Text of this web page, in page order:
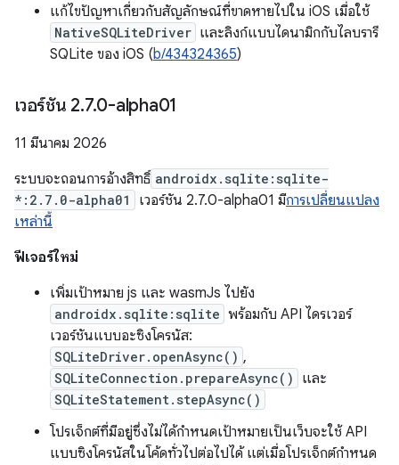
แก้ไขปัญหาเกี่ยวกับสัญลักษณ์ที่ขาดหายไปใน iOS เมื่อใช้
NativeSQLiteDriver และลิงก์แบบไดนามิกกับไลบรารี
SQLite ของ iOS (b/434324365)
เวอร์ชัน 2.7.0-alpha01
11 มีนาคม 2026
ระบบจะถอนการอ้างสิทธิ์ androidx.sqlite:sqlite-
*:2.7.0-alpha01
เวอร์ชัน 2.7.0-alpha01 มีการเปลี่ยนแปลง
เหล่านี้
ฟีเจอร์ใหม่
เพิ่มเป้าหมาย js และ wasmJs ไปยัง
androidx.sqlite:sqlite พร้อมกับ API ไดรเวอร์
เวอร์ชันแบบอะซิงโครนัส:
SQLiteDriver.openAsync() ,
SQLiteConnection.prepareAsync() และ
SQLiteStatement.stepAsync()
โปรเจ็กต์ที่มีอยู่ซึ่งไม่ได้กำหนดเป้าหมายเป็นเว็บจะใช้ API
แบบซิงโครนัสในโค้ดทั่วไปต่อไปได้ แต่เมื่อโปรเจ็กต์กำหนด